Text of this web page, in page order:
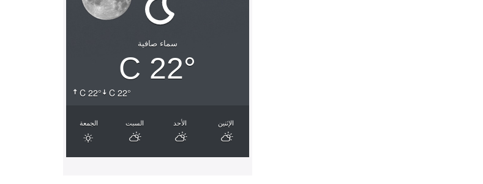
22° C 22° C
سماء صافية
22° C
الجمعة السبت الأحد الإثنين